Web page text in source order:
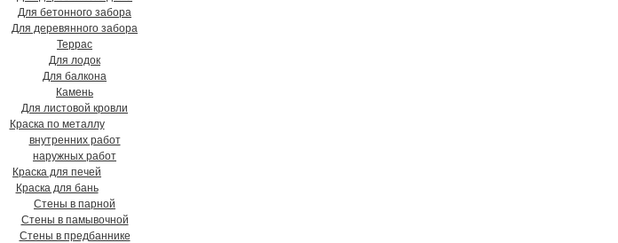
Для бетонного забора
Для деревянного забора
Террас
Для лодок
Для балкона
Камень
Для листовой кровли
Краска по металлу
внутренних работ
наружных работ
Краска для печей
Краска для бань
Стены в парной
Стены в памывочной
Стены в предбаннике